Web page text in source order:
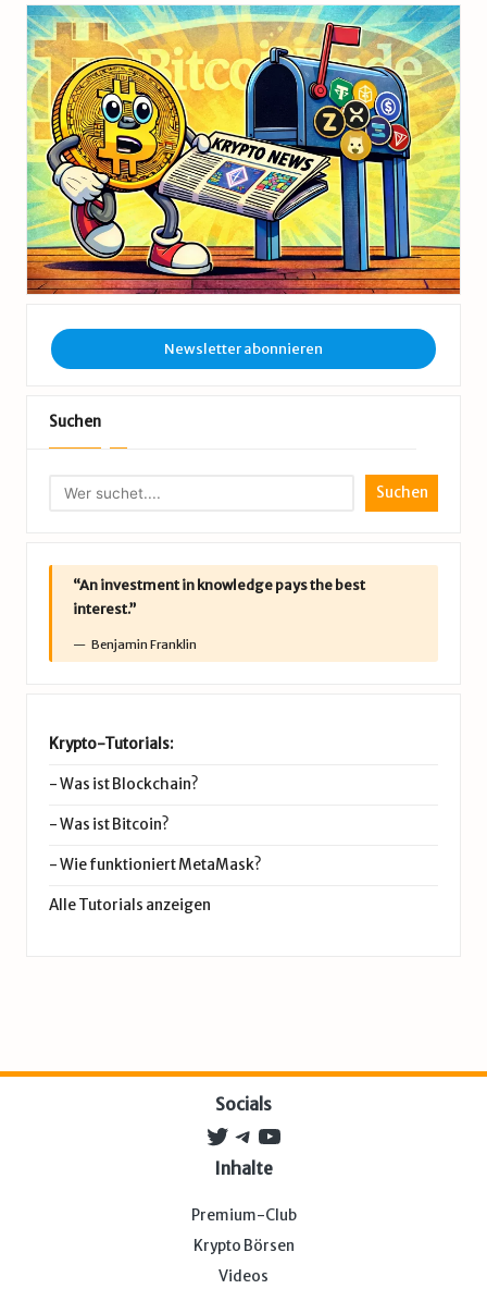
Newsletter abonnieren
Suchen
Suchen
“An investment in knowledge pays the best
interest.”
Benjamin Franklin
Krypto-Tutorials:
-Was ist Blockchain?
-Was ist Bitcoin?
-Wie funktioniert MetaMask?
Alle Tutorials anzeigen
Socials
Twitter
Telegram
YouTube
Inhalte
Premium-Club
Krypto Börsen
Videos